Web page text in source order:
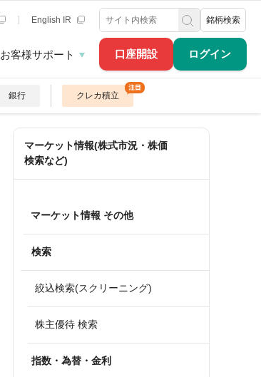
口座開設 ログイン
English IR 銘柄検索
お客様サポート
銀行 クレカ積立
マーケット情報(株式市況・株価
検索など)
マーケット情報 その他
検索
絞込検索(スクリーニング)
株主優待 検索
指数・為替・金利